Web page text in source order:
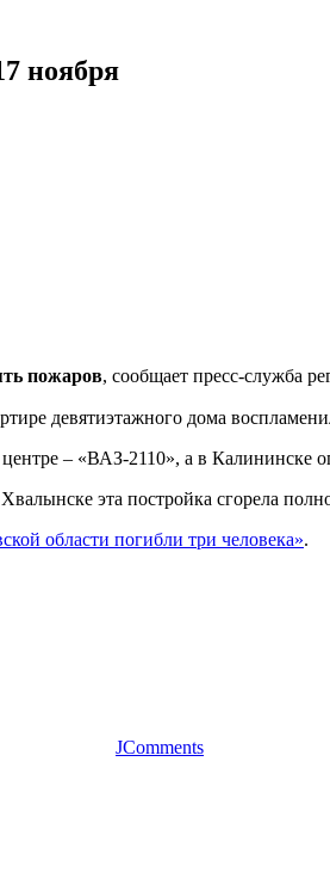
ноября
пожаров, сообщает пресс-служба
девятиэтажного дома
– «ВАЗ-2110», а в Калининске
эта постройка сгорела
области погибли три человека».
JComments